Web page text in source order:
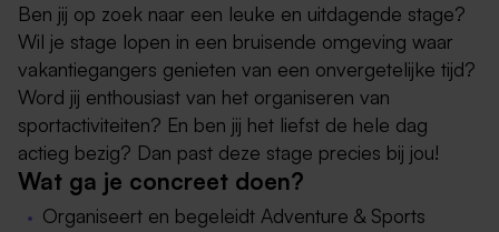
Ben jij op zoek naar een leuke en uitdagende stage?
Wil je stage lopen in een bruisende omgeving waar
vakantiegangers genieten van een onvergetelijke tijd?
Word jij enthousiast van het organiseren van
sportactiviteiten? En ben jij het liefst de hele dag
actieg bezig? Dan past deze stage precies bij jou!
Wat ga je concreet doen?
Organiseert en begeleidt Adventure & Sports